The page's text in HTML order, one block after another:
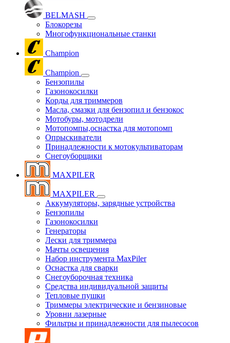
BELMASH
Блокорезы
Многофункциональные станки
Champion
Champion
Бензопилы
Газонокосилки
Корды для триммеров
Масла, смазки для бензопил и бензокос
Мотобуры, мотодрели
Мотопомпы,оснастка для мотопомп
Опрыскиватели
Принадлежности к мотокультиваторам
Снегоуборщики
MAXPILER
MAXPILER
Аккумуляторы, зарядные устройства
Бензопилы
Газонокосилки
Генераторы
Лески для триммера
Мачты освещения
Набор инструмента MaxPiler
Оснастка для сварки
Снегоуборочная техника
Средства индивидуальной защиты
Тепловые пушки
Триммеры электрические и бензиновые
Уровни лазерные
Фильтры и принадлежности для пылесосов